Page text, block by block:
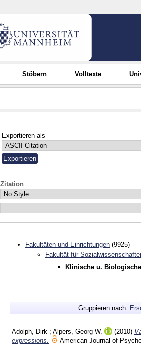
Stöbern Volltexte
Exportieren als
Zitation
Fakultäten und Einrichtungen (9925)
Fakultät für
Klinische u.
Gruppieren nach:
Adolph, Dirk ; Alpers, Georg W. (2010)
expressions.
American Journal of